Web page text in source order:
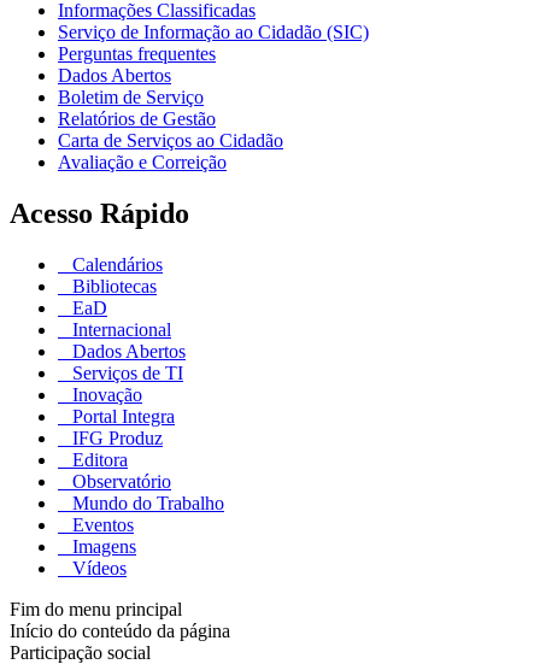
Informações Classificadas
Serviço de Informação ao Cidadão (SIC)
Perguntas frequentes
Dados Abertos
Boletim de Serviço
Relatórios de Gestão
Carta de Serviços ao Cidadão
Avaliação e Correição
Acesso Rápido
Calendários
Bibliotecas
EaD
Internacional
Dados Abertos
Serviços de TI
Inovação
Portal Integra
IFG Produz
Editora
Observatório
Mundo do Trabalho
Eventos
Imagens
Vídeos
Fim do menu principal
Início do conteúdo da página
Participação social